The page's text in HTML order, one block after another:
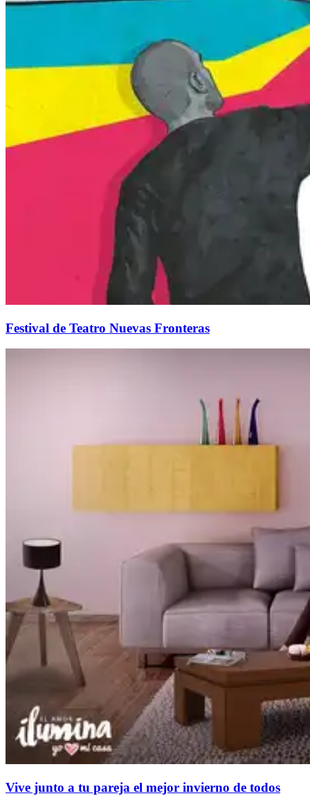
Festival de Teatro Nuevas Fronteras
Vive junto a tu pareja el mejor invierno de todos